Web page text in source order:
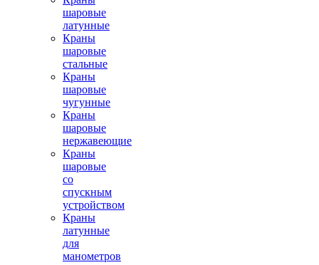
шаровые
латунные
Краны
шаровые
стальные
Краны
шаровые
чугунные
Краны
шаровые
нержавеющие
Краны
шаровые
со
спускным
устройством
Краны
латунные
для
манометров